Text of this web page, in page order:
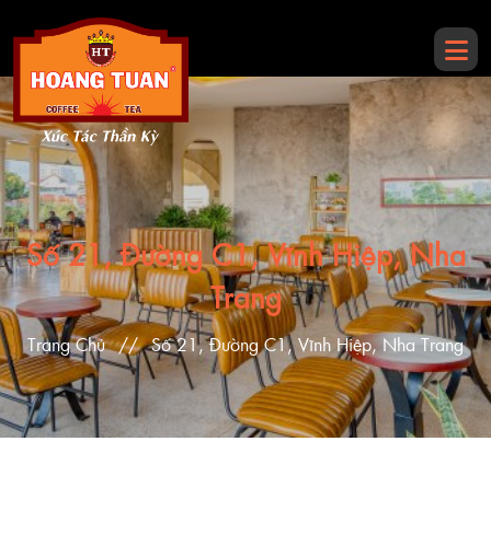
Số 21, Đường C1, Vĩnh Hiệp, Nha
Trang
Trang Chủ // Số 21, Đường C1, Vĩnh Hiệp, Nha Trang